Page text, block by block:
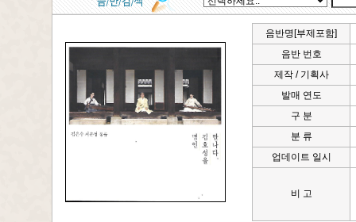
음반명[부제포함]
음반 번호
제작 / 기획사
발매 연도
구 분
분 류
업데이트 일시
비 고